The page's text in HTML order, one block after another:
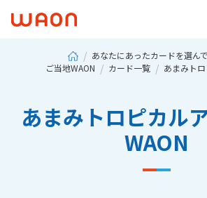
あなたにあったカードを選ん
ご当地WAON
カード一覧 あまみト
あまみトロピカル
WAON